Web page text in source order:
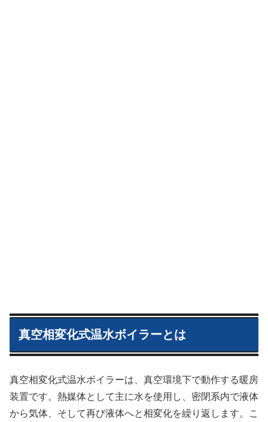
真空相変化式温水ボイラーとは
真空相変化式温水ボイラーは、真空環境下で動作する暖房
装置です。熱媒体として主に水を使用し、密閉系内で液体
から気体、そして再び液体へと相変化を繰り返します。こ